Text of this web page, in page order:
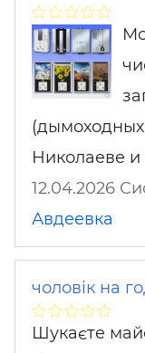
Николаеве и
12.04.2026
Авдеевка
чоловік на
Шукаєте